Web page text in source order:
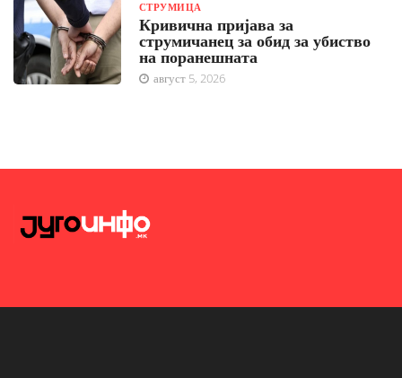
СТРУМИЦА
Кривична пријава за
струмичанец за обид за убиство
на поранешната
август 5, 2026